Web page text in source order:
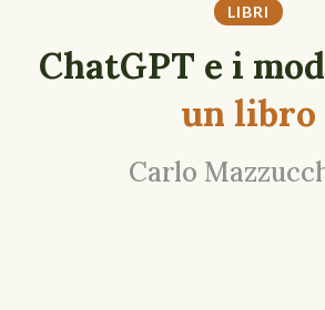
LIBRI
ChatGPT e i
un libro
Carlo